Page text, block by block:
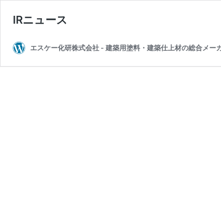
IRニュース
エスケー化研株式会社 - 建築用塗料・建築仕上材の総合メー